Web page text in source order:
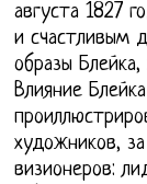
августа 1827
и счастливым
образы
Влияние
художников,
визионеров: